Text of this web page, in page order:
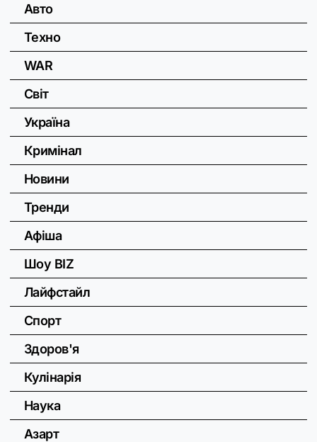
Авто
Техно
WAR
Світ
Україна
Кримінал
Новини
Тренди
Афіша
Шоу BIZ
Лайфстайл
Спорт
Здоров'я
Кулінарія
Наука
Азарт